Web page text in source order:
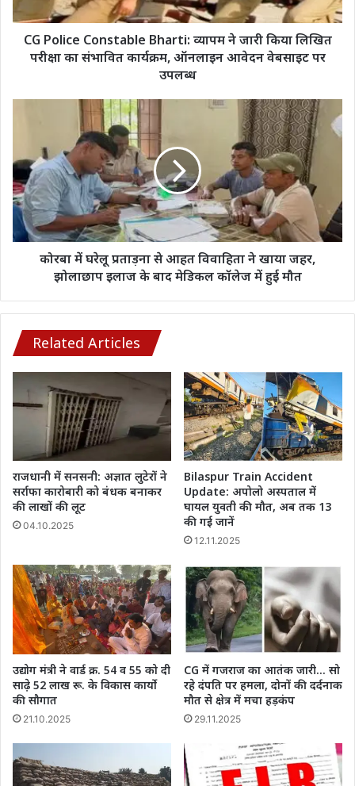
किया
लिखित
परीक्षा
उपलब्ध
CG Police Constable Bharti: व्यापम ने जारी किया लिखित
परीक्षा का संभावित कार्यक्रम, ऑनलाइन आवेदन वेबसाइट पर
उपलब्ध
प्रताड़ना
आहत
विवाहिता
खाया
मेडिकल
कॉलेज
में
मौत
कोरबा में घरेलू प्रताड़ना से आहत विवाहिता ने खाया जहर,
झोलाछाप इलाज के बाद मेडिकल कॉलेज में हुई मौत
Related Articles
राजधानी में सनसनी: अज्ञात लुटेरों ने
सर्राफा कारोबारी को बंधक बनाकर
की लाखों की लूट
04.10.2025
Bilaspur Train Accident
Update: अपोलो अस्पताल में
घायल युवती की मौत, अब तक 13
की गई जानें
12.11.2025
उद्योग मंत्री ने वार्ड क्र. 54 व 55 को दी
साढे़ 52 लाख रू. के विकास कार्यो
की सौगात
21.10.2025
CG में गजराज का आतंक जारी… सो
रहे दंपति पर हमला, दोनों की दर्दनाक
मौत से क्षेत्र में मचा हड़कंप
29.11.2025